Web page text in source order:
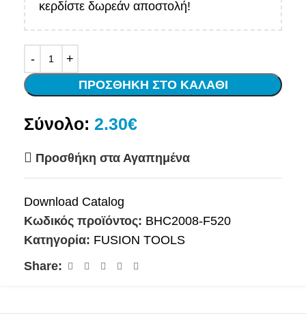
κερδίστε δωρεάν αποστολή!
ΠΡΟΣΘΉΚΗ ΣΤΟ ΚΑΛΆΘΙ
Σύνολο: 2.30€
Προσθήκη στα Αγαπημένα
Download Catalog
Κωδικός προϊόντος: BHC2008-F520
Κατηγορία: FUSION TOOLS
Share: